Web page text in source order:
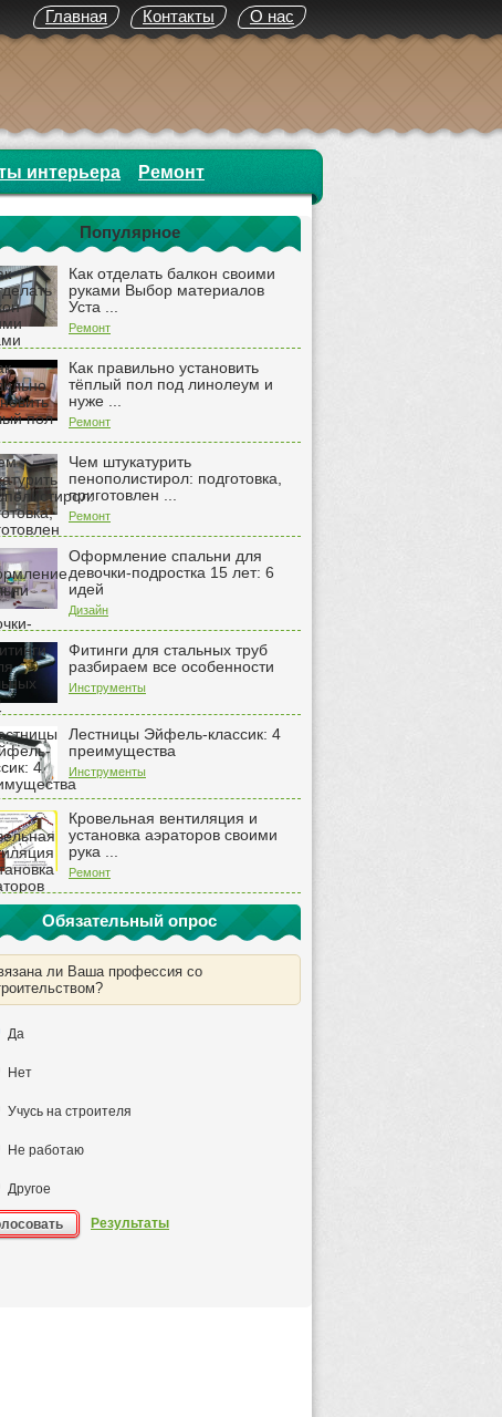
О нас
Контакты
Главная
интерьера Ремонт
Популярное
Как отделать балкон своими
руками Выбор материалов
Уста ...
Ремонт
Как правильно установить
тёплый пол под линолеум и
нуже ...
Ремонт
Чем штукатурить
пенополистирол: подготовка,
приготовлен ...
Ремонт
Оформление спальни для
девочки-подростка 15 лет: 6
идей
Дизайн
Фитинги для стальных труб
разбираем все особенности
Инструменты
Лестницы Эйфель-классик: 4
преимущества
Инструменты
Кровельная вентиляция и
установка аэраторов своими
рука ...
Ремонт
Обязательный опрос
ли Ваша профессия со
Да
Нет
Учусь на строителя
Не работаю
Другое
Результаты